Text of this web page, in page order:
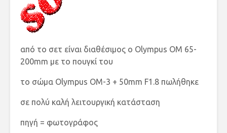
από το σετ είναι διαθέσιμος ο Olympus OM 65-
200mm με το πουγκί του
το σώμα Olympus OM-3 + 50mm F1.8 πωλήθηκε
σε πολύ καλή λειτουργική κατάσταση
πηγή = φωτογράφος